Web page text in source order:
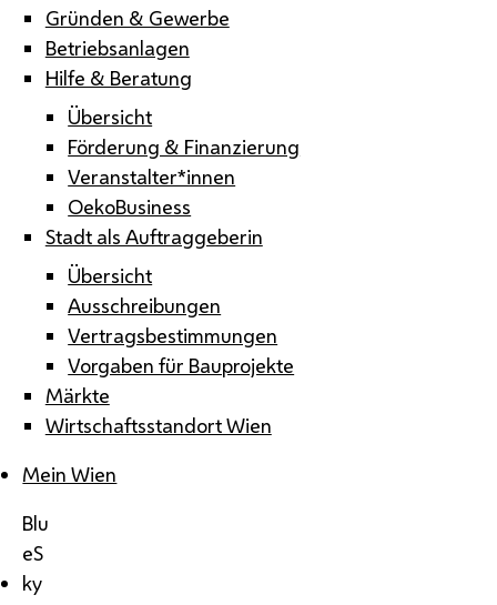
Gründen & Gewerbe
Betriebsanlagen
Hilfe & Beratung
Übersicht
Förderung & Finanzierung
Veranstalter*innen
OekoBusiness
Stadt als Auftraggeberin
Übersicht
Ausschreibungen
Vertragsbestimmungen
Vorgaben für Bauprojekte
Märkte
Wirtschaftsstandort Wien
Mein Wien
Blu
eS
ky